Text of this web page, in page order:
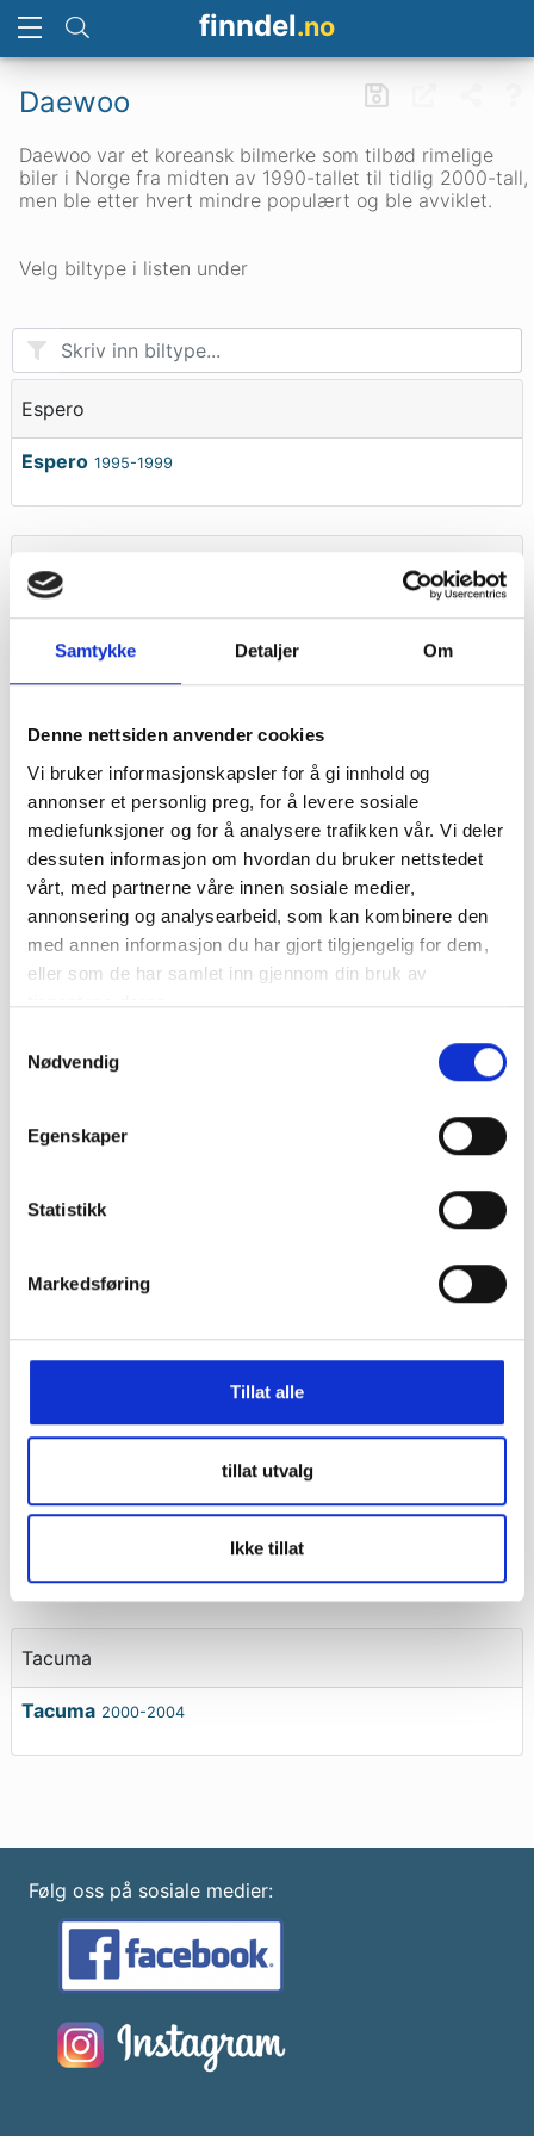
Samtykke Detaljer Om
Denne nettsiden anvender cookies
Vi bruker informasjonskapsler for å gi innhold og
annonser et personlig preg, for å levere sosiale
mediefunksjoner og for å analysere trafikken vår. Vi deler
dessuten informasjon om hvordan du bruker nettstedet
vårt, med partnerne våre innen sosiale medier,
annonsering og analysearbeid, som kan kombinere den
med annen informasjon du har gjort tilgjengelig for dem,
eller som de har samlet inn gjennom din bruk av
tjenestene deres.
Nødvendig
Egenskaper
Statistikk
Markedsføring
Tillat alle
tillat utvalg
Ikke tillat
finndel.no
Daewoo
Daewoo var et koreansk bilmerke som tilbød rimelige
biler i Norge fra midten av 1990-tallet til tidlig 2000-tall,
men ble etter hvert mindre populært og ble avviklet.
Velg biltype i listen under
Espero
Espero 1995-1999
Kalos
Kalos 2003-2004
Lacetti 2003-2004
Lanos
Lanos 1997-2002
Nexia
Nubira
Tacuma
Tacuma 2000-2004
Følg oss på sosiale medier: